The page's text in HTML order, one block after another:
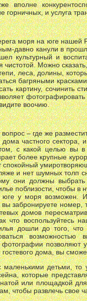
вполне
горничных, и услуга
моря на юге нашей
давно канули в
культурный и
Можно сказать,
леса, долины,
багряными
картину, сочинить
воочию.
– где же
дома частного
с какой целью вы
более крупные
и нет шумных
они должны
поблизости, чтобы
у моря возможен.
забронируете номер,
домов
что
дошли до того,
возможностью
позволяют
дома, вы
детьми, то
которые
или площадкой
чтобы развлечь свое